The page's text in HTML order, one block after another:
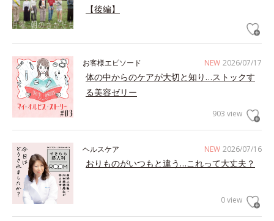
【後編】
NEW 2026/07/17
お客様エピソード
体の中からのケアが大切と知り…ストックす
る美容ゼリー
903 view
NEW 2026/07/16
ヘルスケア
おりものがいつもと違う…これって大丈夫？
0 view